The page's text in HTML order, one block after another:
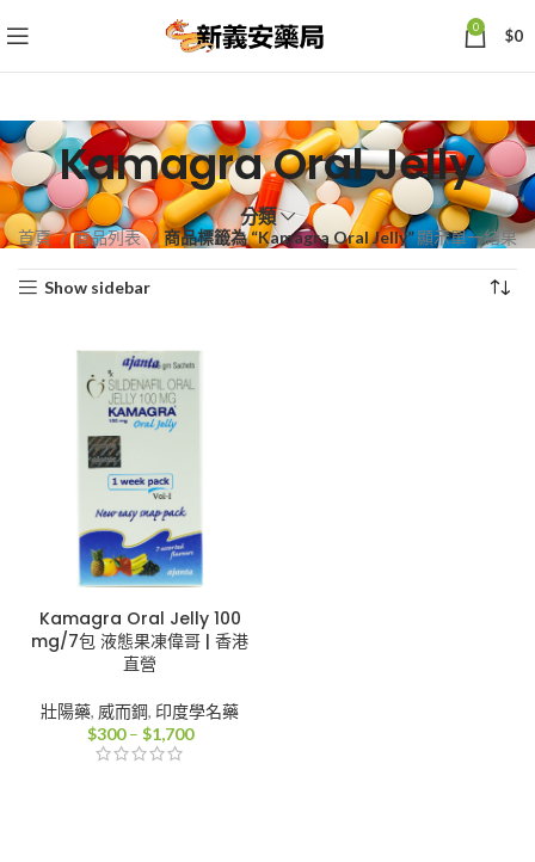
0 $0
Kamagra Oral Jelly
分類
首頁 商品列表 商品標籤為 “Kamagra Oral Jelly”顯示單一結果
Show sidebar
Kamagra Oral Jelly 100
mg/7包 液態果凍偉哥 | 香港
直營
壯陽藥, 威而鋼, 印度學名藥
$300 – $1,700價